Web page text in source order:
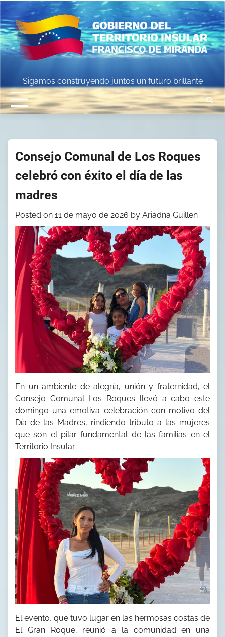
Skip
to
content
Sigamos construyendo juntos un futuro brillante
Consejo Comunal de Los Roques
celebró con éxito el día de las
madres
Posted on 11 de mayo de 2026 by Ariadna Guillen
En un ambiente de alegría, unión y fraternidad, el
Consejo Comunal Los Roques llevó a cabo este
domingo una emotiva celebración con motivo del
Día de las Madres, rindiendo tributo a las mujeres
que son el pilar fundamental de las familias en el
Territorio Insular.
El evento, que tuvo lugar en las hermosas costas de
El Gran Roque, reunió a la comunidad en una